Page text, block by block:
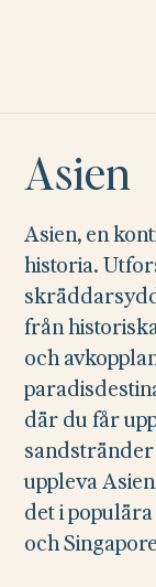
Asien
Asien, en
historia.
från
och
där du får
uppleva
det i
och